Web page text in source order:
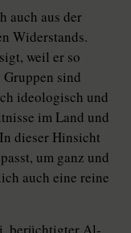
auch aus der
Widerstands.
weil er so
sind
ideologisch und
im Land und
dieser Hinsicht
um ganz und
auch eine reine